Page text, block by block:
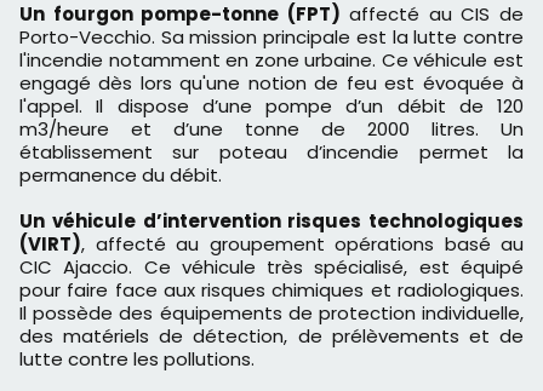
Un fourgon pompe-tonne (FPT) affecté au CIS de
Porto-Vecchio. Sa mission principale est la lutte contre
l'incendie notamment en zone urbaine. Ce véhicule est
engagé dès lors qu'une notion de feu est évoquée à
l'appel. Il dispose d’une pompe d’un débit de 120
m3/heure et d’une tonne de 2000 litres. Un
établissement sur poteau d’incendie permet la
permanence du débit.
Un véhicule d’intervention risques technologiques
(VIRT), affecté au groupement opérations basé au
CIC Ajaccio. Ce véhicule très spécialisé, est équipé
pour faire face aux risques chimiques et radiologiques.
Il possède des équipements de protection individuelle,
des matériels de détection, de prélèvements et de
lutte contre les pollutions.